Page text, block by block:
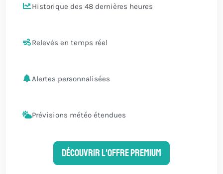
Historique des 48 dernières heures
Relevés en temps réel
Alertes personnalisées
Prévisions météo étendues
Découvrir l'offre Premium